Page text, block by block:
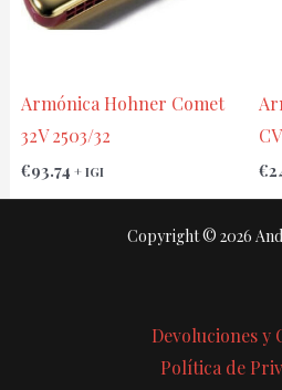
Armónica Hohner Comet
32V 2503/32
€93.74 + IGI €
Copyright © 2026
Devoluciones y
Política de